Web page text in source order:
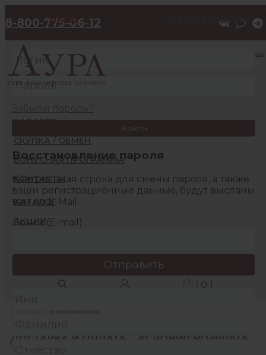
8-800-775-06-12
КАТАЛОГ
СКУПКА / ОБМЕН
БОНУСНАЯ ПРОГРАММА
КОНТАКТЫ
КАТАЛОГ
АКЦИИ
( 0 )
/ Информация
Вход Регистрация
Войти
Восстановление пароля
Контрольная строка для смены пароля, а также
ваши регистрационные данные, будут высланы
вам по E-Mail.
Логин (E-mail)